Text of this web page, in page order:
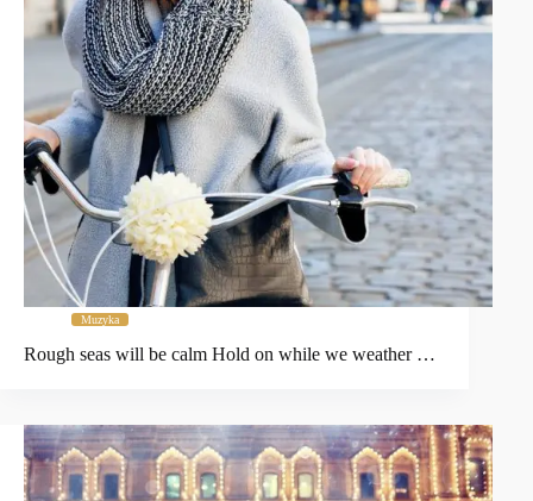
Muzyka
Rough seas will be calm Hold on while we weather …